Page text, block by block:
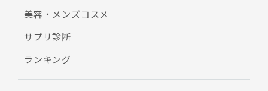
美容・メンズコスメ
サプリ診断
ランキング